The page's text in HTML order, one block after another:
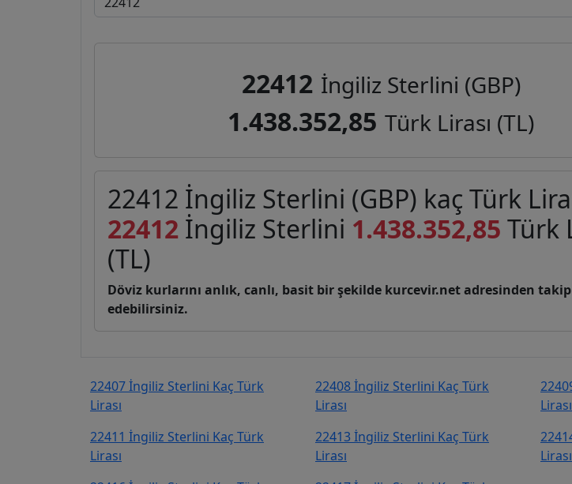
22412 İngiliz Sterlini (GBP)
1.438.352,85 Türk Lirası (TL)
22412 İngiliz Sterlini (GBP) kaç Türk
22412 İngiliz Sterlini 1.438.352,85 Türk
(TL)
Döviz kurlarını anlık, canlı, basit bir şekilde kurcevir.net adresinden takip
edebilirsiniz.
22407 İngiliz Sterlini Kaç Türk
Lirası
22408 İngiliz Sterlini Kaç Türk
Lirası
Lirası
22411 İngiliz Sterlini Kaç Türk
Lirası
22413 İngiliz Sterlini Kaç Türk
Lirası
Lirası